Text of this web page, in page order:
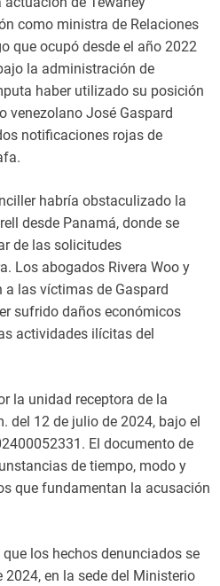
como ministra de Relaciones
que ocupó desde el año 2022
la administración de
haber utilizado su posición
venezolano José Gaspard
notificaciones rojas de
habría obstaculizado la
desde Panamá, donde se
de las solicitudes
Los abogados Rivera Woo y
a las víctimas de Gaspard
sufrido daños económicos
actividades ilícitas del
la unidad receptora de la
del 12 de julio de 2024, bajo el
El documento de
de tiempo, modo y
que fundamentan la acusación
los hechos denunciados se
en la sede del Ministerio